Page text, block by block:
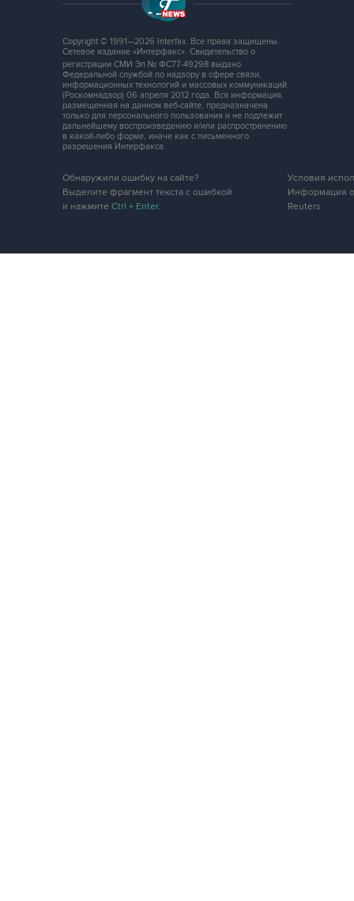
Copyright © 1991—2026 Interfax. Все права защищены.
Сетевое издание «Интерфакс». Свидетельство о
регистрации СМИ Эл № ФС77-49298 выдано
Федеральной службой по надзору в сфере связи,
информационных технологий и массовых коммуникаций
(Роскомнадзор) 06 апреля 2012 года. Вся информация,
размещенная на данном веб-сайте, предназначена
только для персонального пользования и не подлежит
дальнейшему воспроизведению и/или распространению
в какой-либо форме, иначе как с письменного
разрешения Интерфакса.
Обнаружили ошибку на сайте?
Выделите фрагмент текста с ошибкой
и нажмите Ctrl + Enter.
Условия
Информация
Reuters